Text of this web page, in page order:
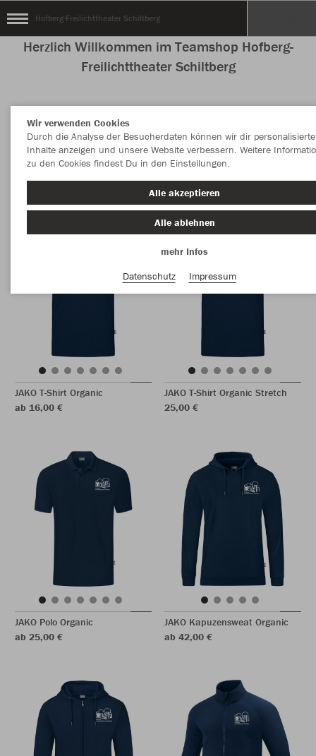
Hofberg-Freilichttheater Schiltberg
Herzlich Willkommen im Teamshop Hofberg-
Freilichttheater Schiltberg
Nachhaltig Farbe
JAKO T-Shirt Organic
ab 16,00 €
JAKO T-Shirt Organic Stretch
25,00 €
JAKO Polo Organic
ab 25,00 €
JAKO Kapuzensweat Organic
ab 42,00 €
Wir verwenden Cookies
Durch die Analyse der Besucherdaten können wir dir personalisierte
Inhalte anzeigen und unsere Website verbessern. Weitere
zu den Cookies findest Du in den Einstellungen.
Alle akzeptieren
Alle ablehnen
mehr Infos
Datenschutz
Impressum